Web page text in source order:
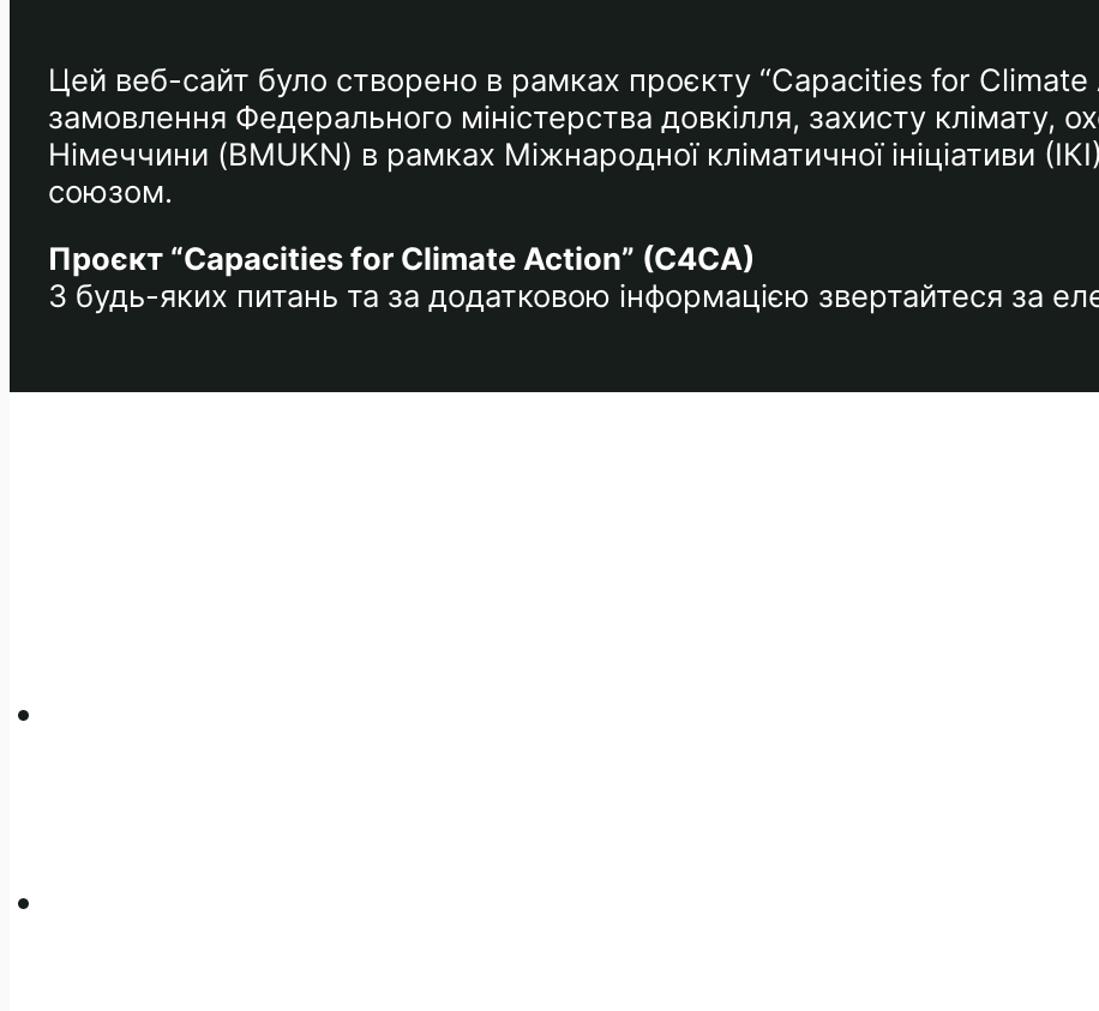
Цей веб-сайт було створено в рамках проєкту “Capacities for
замовлення Федерального міністерства довкілля, захисту клімату,
Німеччини (BMUKN) в рамках Міжнародної кліматичної ініціативи
союзом.
Проєкт “Capacities for Climate Action” (C4CA)
З будь-яких питань та за додатковою інформацією звертайтеся за